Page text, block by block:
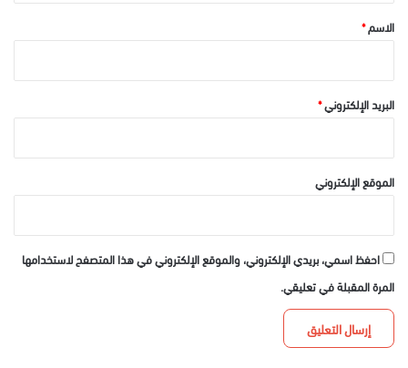
*الاسم*
البريد الإلكتروني*
الموقع الإلكتروني
احفظ اسمي، بريدي الإلكتروني، والموقع الإلكتروني في هذا المتصفح لاستخدامها
المرة المقبلة في تعليقي.